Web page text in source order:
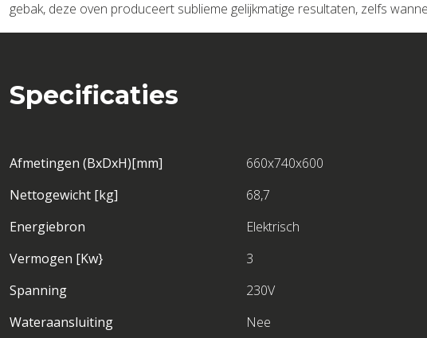
gebak, deze oven produceert sublieme gelijkmatige resultaten, zelfs
Specificaties
Afmetingen (BxDxH)[mm]
660x740x600
Nettogewicht [kg]
68,7
Energiebron
Elektrisch
Vermogen [Kw}
3
Spanning
230V
Wateraansluiting
Nee